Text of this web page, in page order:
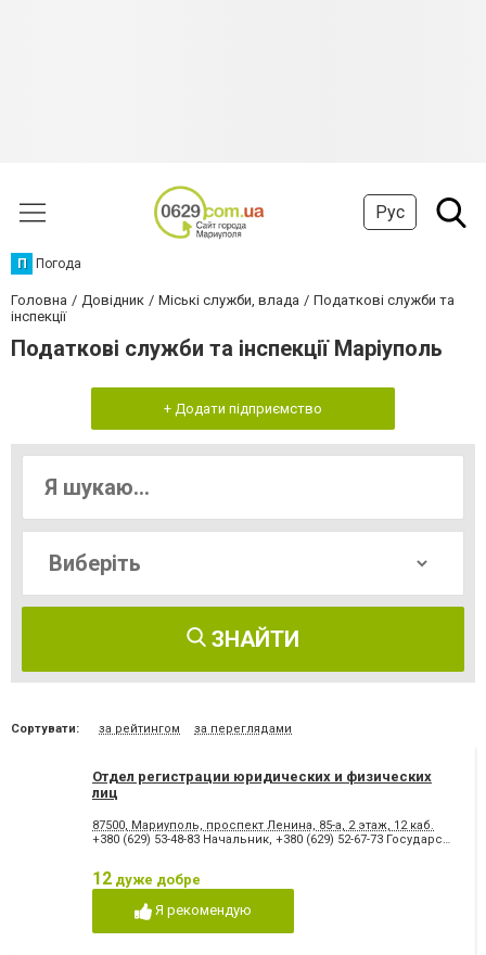
Рус
П Погода
Головна Довідник Міські служби, влада
Податкові служби та
інспекції
Податкові служби та інспекції Маріуполь
+ Додати підприємство
ЗНАЙТИ
Сортувати: за рейтингом за переглядами
Отдел регистрации юридических и физических
лиц
87500, Мариуполь, проспект Ленина, 85-а, 2 этаж, 12 каб.
+380 (629) 53-48-83 Начальник, +380 (629) 52-67-73 Государственный регистратор
12 дуже добре
Я рекомендую